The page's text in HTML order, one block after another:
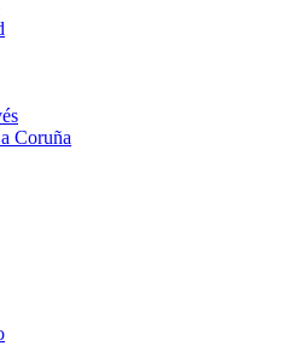
Coruña